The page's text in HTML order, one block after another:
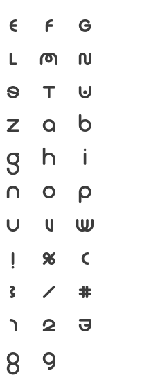
E F G
L M N
S T U
Z a b
g h i
n o p
u v w
! % (
} / #
1 2 3
8 9